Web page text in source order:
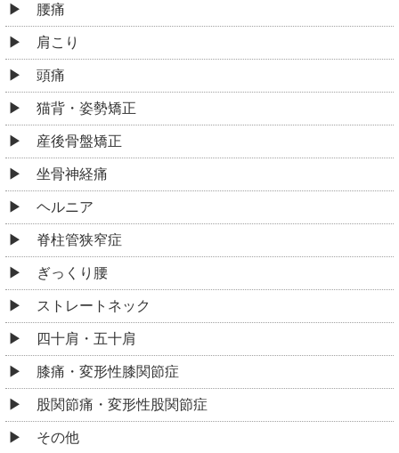
腰痛
肩こり
頭痛
猫背・姿勢矯正
産後骨盤矯正
坐骨神経痛
ヘルニア
脊柱管狭窄症
ぎっくり腰
ストレートネック
四十肩・五十肩
膝痛・変形性膝関節症
股関節痛・変形性股関節症
その他